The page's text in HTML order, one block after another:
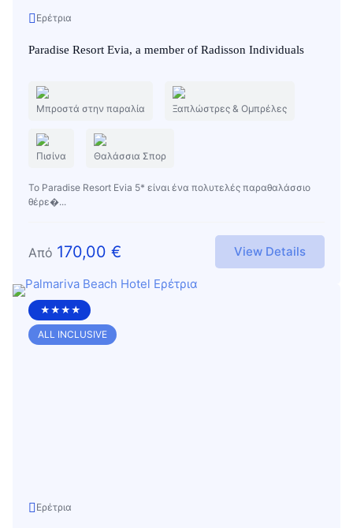
Ερέτρια
Paradise Resort Evia, a member of Radisson Individuals
Μπροστά στην παραλία Ξαπλώστρες & Ομπρέλες
Πισίνα Θαλάσσια Σπορ
Το Paradise Resort Evia 5* είναι ένα πολυτελές παραθαλάσσιο
θέρε�...
Από 170,00 € View Details
★★★★
ALL INCLUSIVE
Ερέτρια